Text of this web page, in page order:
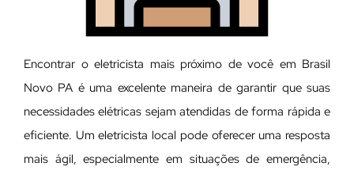
Encontrar o eletricista mais próximo de você em Brasil
Novo PA é uma excelente maneira de garantir que suas
necessidades elétricas sejam atendidas de forma rápida e
eficiente. Um eletricista local pode oferecer uma resposta
mais ágil, especialmente em situações de emergência,